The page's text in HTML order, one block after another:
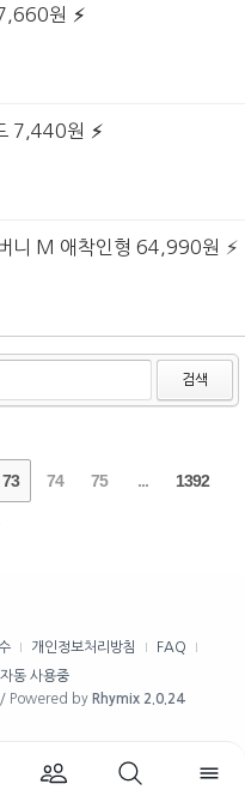
원
7,440원
니 M 애착인형 64,990원
검색
73 74 75 ... 1392
개인정보처리방침
FAQ
동 사용중
Powered by Rhymix 2.0.24